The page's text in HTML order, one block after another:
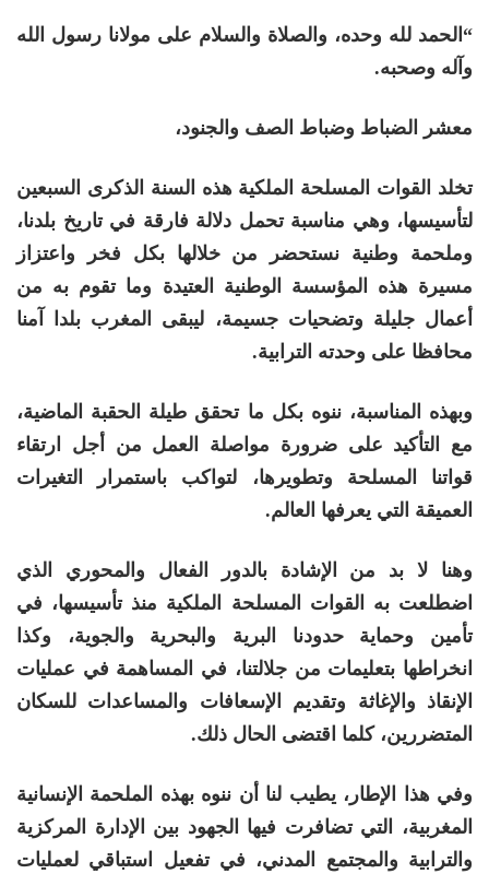
“الحمد لله وحده، والصلاة والسلام على مولانا رسول الله
وآله وصحبه.
معشر الضباط وضباط الصف والجنود،
تخلد القوات المسلحة الملكية هذه السنة الذكرى السبعين
لتأسيسها، وهي مناسبة تحمل دلالة فارقة في تاريخ بلدنا،
وملحمة وطنية نستحضر من خلالها بكل فخر واعتزاز
مسيرة هذه المؤسسة الوطنية العتيدة وما تقوم به من
أعمال جليلة وتضحيات جسيمة، ليبقى المغرب بلدا آمنا
محافظا على وحدته الترابية.
وبهذه المناسبة، ننوه بكل ما تحقق طيلة الحقبة الماضية،
مع التأكيد على ضرورة مواصلة العمل من أجل ارتقاء
قواتنا المسلحة وتطويرها، لتواكب باستمرار التغيرات
العميقة التي يعرفها العالم.
وهنا لا بد من الإشادة بالدور الفعال والمحوري الذي
اضطلعت به القوات المسلحة الملكية منذ تأسيسها، في
تأمين وحماية حدودنا البرية والبحرية والجوية، وكذا
انخراطها بتعليمات من جلالتنا، في المساهمة في عمليات
الإنقاذ والإغاثة وتقديم الإسعافات والمساعدات للسكان
المتضررين، كلما اقتضى الحال ذلك.
وفي هذا الإطار، يطيب لنا أن ننوه بهذه الملحمة الإنسانية
المغربية، التي تضافرت فيها الجهود بين الإدارة المركزية
والترابية والمجتمع المدني، في تفعيل استباقي لعمليات